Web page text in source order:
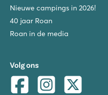
Nieuwe campings in 2026!
40 jaar Roan
Roan in de media
Volg ons